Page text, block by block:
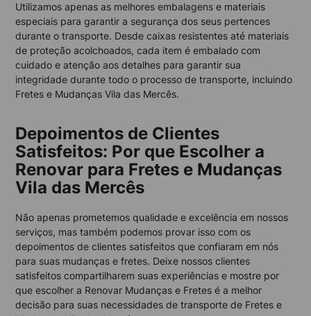
Utilizamos apenas as melhores embalagens e materiais
especiais para garantir a segurança dos seus pertences
durante o transporte. Desde caixas resistentes até materiais
de proteção acolchoados, cada item é embalado com
cuidado e atenção aos detalhes para garantir sua
integridade durante todo o processo de transporte, incluindo
Fretes e Mudanças Vila das Mercês.
Depoimentos de Clientes
Satisfeitos: Por que Escolher a
Renovar para Fretes e Mudanças
Vila das Mercês
Não apenas prometemos qualidade e excelência em nossos
serviços, mas também podemos provar isso com os
depoimentos de clientes satisfeitos que confiaram em nós
para suas mudanças e fretes. Deixe nossos clientes
satisfeitos compartilharem suas experiências e mostre por
que escolher a Renovar Mudanças e Fretes é a melhor
decisão para suas necessidades de transporte de Fretes e